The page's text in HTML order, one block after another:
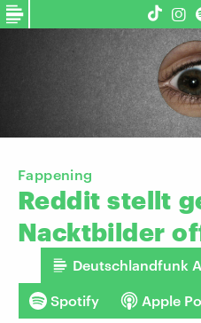
Fappening
Reddit stellt
Nacktbilder
Deutschlandfunk
Spotify Apple